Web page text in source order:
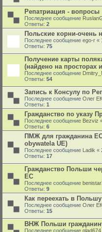
Репатриация - вопросы
Последнее сообщение
Ответы: 2
Польские корни-очень
Последнее сообщение ego-r «
Ответы: 75
Получение карты
(найдено на просторах
Последнее сообщение
Ответы: 54
Запись к Консулу по
Последнее сообщение Олег
Ответы: 1
Гражданство по указу
Последнее сообщение Bezviz
Ответы: 6
ПМЖ для гражданина
obywatela UE)
Последнее сообщение Ladik «
Ответы: 17
Гражданство Польши
ЕС
Последнее сообщение
Ответы: 9
Как переехать в
Последнее сообщение Олег
Ответы: 15
ВНЖ Польши
Последнее сообщение glad674